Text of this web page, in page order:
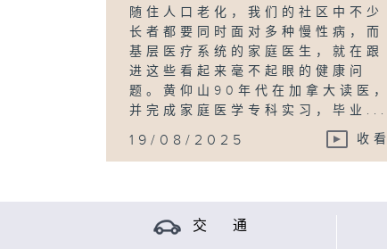
随住人口老化，我们的社区中不少
长者都要同时面对多种慢性病，而
基层医疗系统的家庭医生，就在跟
进这些看起来毫不起眼的健康问
题。黄仰山90年代在加拿大读医，
并完成家庭医学专科实习，毕业...
19/08/2025 收看
交 通